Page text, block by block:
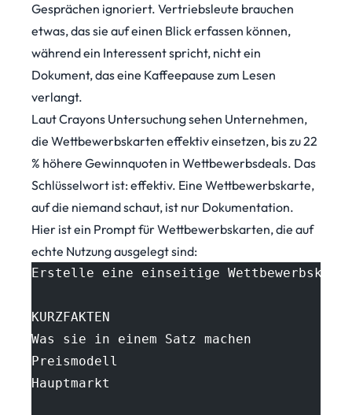
Gesprächen ignoriert. Vertriebsleute brauchen
etwas, das sie auf einen Blick erfassen können,
während ein Interessent spricht, nicht ein
Dokument, das eine Kaffeepause zum Lesen
verlangt.
LautCrayons Untersuchungsehen Unternehmen,
die Wettbewerbskarten effektiv einsetzen, bis zu 22
% höhere Gewinnquoten in Wettbewerbsdeals. Das
Schlüsselwort ist: effektiv. Eine Wettbewerbskarte,
auf die niemand schaut, ist nur Dokumentation.
Hier ist ein Prompt für Wettbewerbskarten, die auf
echte Nutzung ausgelegt sind:
Erstelle eine einseitige
KURZFAKTEN
Was sie in einem Satz machen
Preismodell
Hauptmarkt